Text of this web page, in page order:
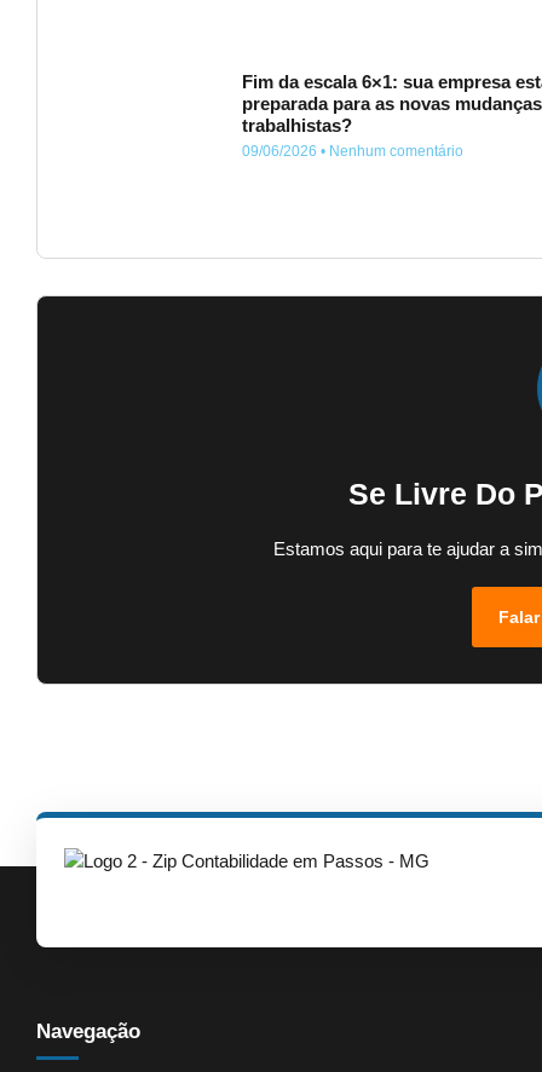
Fim da escala 6×1: sua empresa
preparada para as novas mudanças
trabalhistas?
09/06/2026 Nenhum comentário
Se Livre Do
Estamos aqui para te ajudar a
Navegação